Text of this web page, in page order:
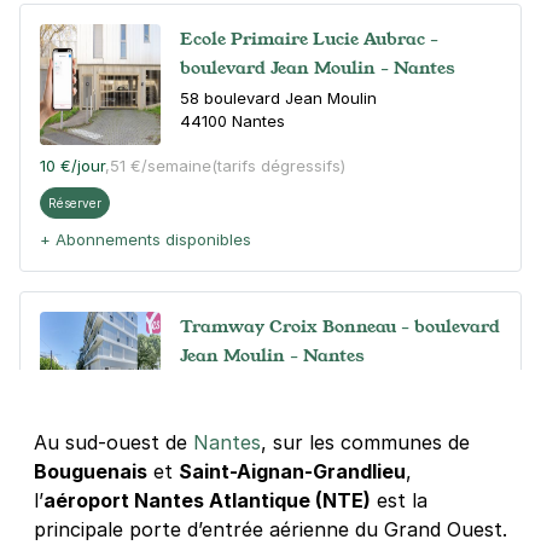
Ecole Primaire Lucie Aubrac -
boulevard Jean Moulin - Nantes
58 boulevard Jean Moulin
44100 Nantes
10 €/jour,51 €/semaine(tarifs dégressifs)
Réserver
+ Abonnements disponibles
Tramway Croix Bonneau - boulevard
Jean Moulin - Nantes
4,7(29 avis)
Réserver
+ Abonnements disponibles
Au sud-ouest de Nantes, sur les communes de
Bouguenais et Saint-Aignan-Grandlieu,
l’aéroport Nantes Atlantique (NTE) est la
principale porte d’entrée aérienne du Grand Ouest.